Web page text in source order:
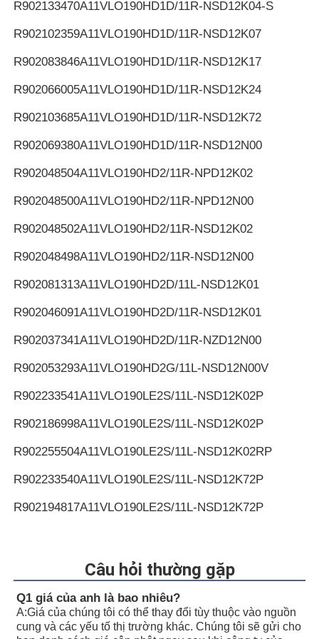
R902133470A11VLO190HD1D/11R-NSD12K04-S
R902102359A11VLO190HD1D/11R-NSD12K07
R902083846A11VLO190HD1D/11R-NSD12K17
R902066005A11VLO190HD1D/11R-NSD12K24
R902103685A11VLO190HD1D/11R-NSD12K72
R902069380A11VLO190HD1D/11R-NSD12N00
R902048504A11VLO190HD2/11R-NPD12K02
R902048500A11VLO190HD2/11R-NPD12N00
R902048502A11VLO190HD2/11R-NSD12K02
R902048498A11VLO190HD2/11R-NSD12N00
R902081313A11VLO190HD2D/11L-NSD12K01
R902046091A11VLO190HD2D/11R-NSD12K01
R902037341A11VLO190HD2D/11R-NZD12N00
R902053293A11VLO190HD2G/11L-NSD12N00V
R902233541A11VLO190LE2S/11L-NSD12K02P
R902186998A11VLO190LE2S/11L-NSD12K02P
R902255504A11VLO190LE2S/11L-NSD12K02RP
R902233540A11VLO190LE2S/11L-NSD12K72P
R902194817A11VLO190LE2S/11L-NSD12K72P
A11VLO190LE2S/11L-NTD12K02P
R902233884 A11VLO190LE2S/11L-NZD12K02H
R902106321A11VLO190LE2S/11L-NZD12K02H
Câu hỏi thường gặp
Q1 giá của anh là bao nhiêu?
A:Giá của chúng tôi có thể thay đổi tùy thuộc vào nguồn
cung và các yếu tố thị trường khác. Chúng tôi sẽ gửi cho